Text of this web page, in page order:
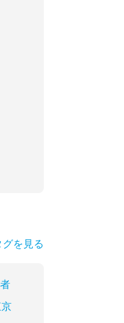
を見る